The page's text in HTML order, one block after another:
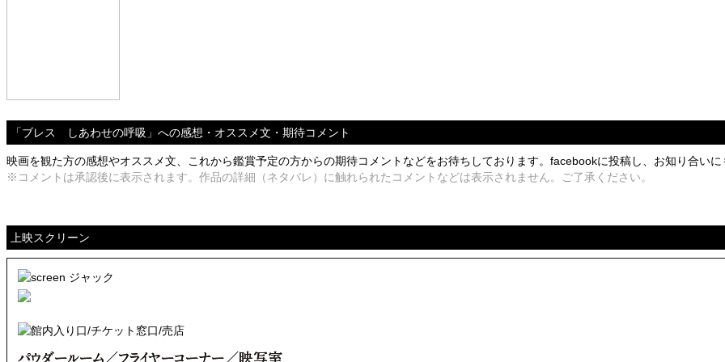
「ブレス しあわせの呼吸」への感想・オススメ文・期待コメント
映画を観た方の感想やオススメ文、これから鑑賞予定の方からの期待コメントなどをお待ちしております。facebookに投稿し、お知り合いに
※コメントは承認後に表示されます。作品の詳細（ネタバレ）に触れられたコメントなどは表示されません。ご了承ください。
上映スクリーン